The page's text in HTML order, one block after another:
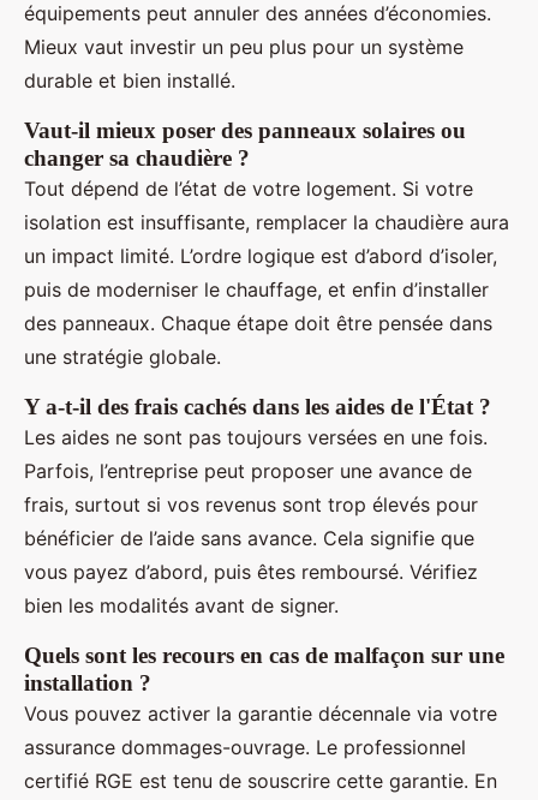
équipements peut annuler des années d’économies.
Mieux vaut investir un peu plus pour un système
durable et bien installé.
Vaut-il mieux poser des panneaux solaires ou
changer sa chaudière ?
Tout dépend de l’état de votre logement. Si votre
isolation est insuffisante, remplacer la chaudière aura
un impact limité. L’ordre logique est d’abord d’isoler,
puis de moderniser le chauffage, et enfin d’installer
des panneaux. Chaque étape doit être pensée dans
une stratégie globale.
Y a-t-il des frais cachés dans les aides de l'État ?
Les aides ne sont pas toujours versées en une fois.
Parfois, l’entreprise peut proposer une avance de
frais, surtout si vos revenus sont trop élevés pour
bénéficier de l’aide sans avance. Cela signifie que
vous payez d’abord, puis êtes remboursé. Vérifiez
bien les modalités avant de signer.
Quels sont les recours en cas de malfaçon sur une
installation ?
Vous pouvez activer la garantie décennale via votre
assurance dommages-ouvrage. Le professionnel
certifié RGE est tenu de souscrire cette garantie. En